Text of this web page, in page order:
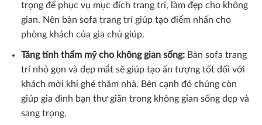
trọng để phục vụ mục đích trang trí, làm đẹp cho không
gian. Nên bàn sofa trang trí giúp tạo điểm nhấn cho
phòng khách của gia chủ giúp.
Tăng tính thẩm mỹ cho không gian sống:Bàn sofa trang
trí nhỏ gọn và đẹp mắt sẽ giúp tạo ấn tượng tốt đối với
khách mời khi ghé thăm nhà. Bên cạnh đó chúng còn
giúp gia đình bạn thư giãn trong không gian sống đẹp và
sang trọng.